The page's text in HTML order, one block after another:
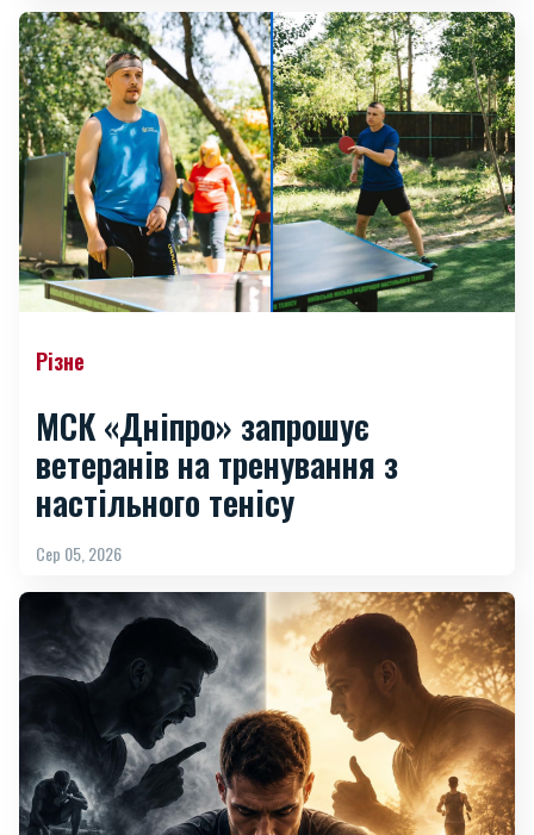
Різне
МСК «Дніпро» запрошує
ветеранів на тренування з
настільного тенісу
Сер 05, 2026